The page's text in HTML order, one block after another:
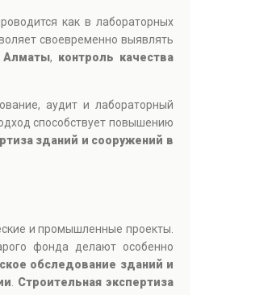
как в лабораторных
своевременно выявлять
Алматы, контроль качества
аудит и лабораторный
способствует повышению
зданий и сооружений в
и промышленные проекты.
фонда делают особенно
обследование зданий и
Строительная экспертиза